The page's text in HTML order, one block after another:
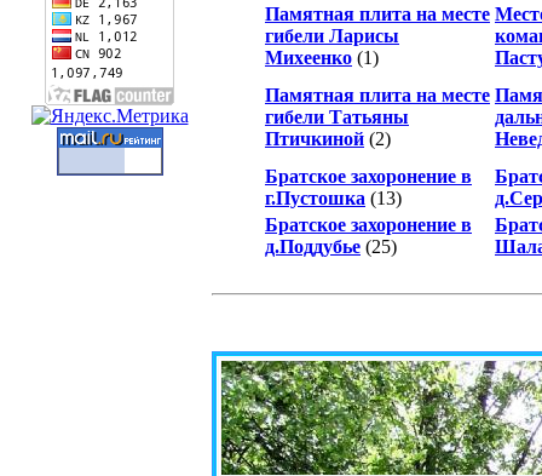
Памятная плита на месте
гибели Ларисы
Михеенко (1)
Памятная плита на месте
гибели Татьяны
Птичкиной (2)
Братское захоронение в
г.Пустошка (13)
Братское захоронение в
д.Поддубье (25)